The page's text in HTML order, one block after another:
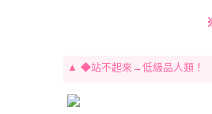
▲ ◆站不起來→低級品人類！